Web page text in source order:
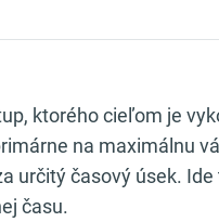
ktorého cieľom je
na maximálnu
určitý časový úsek. Ide
času.